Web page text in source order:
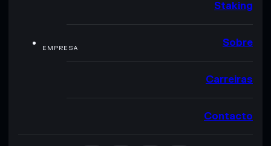
Staking
EMPRESA Sobre
Carreiras
Contacto